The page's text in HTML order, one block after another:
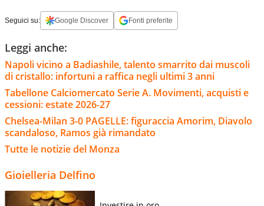
Seguici su: Google Discover Fonti preferite
Leggi anche:
Napoli vicino a Badiashile, talento smarrito dai muscoli
di cristallo: infortuni a raffica negli ultimi 3 anni
Tabellone Calciomercato Serie A. Movimenti, acquisti e
cessioni: estate 2026-27
Chelsea-Milan 3-0 PAGELLE: figuraccia Amorim, Diavolo
scandaloso, Ramos già rimandato
Tutte le notizie del Monza
Gioielleria Delfino